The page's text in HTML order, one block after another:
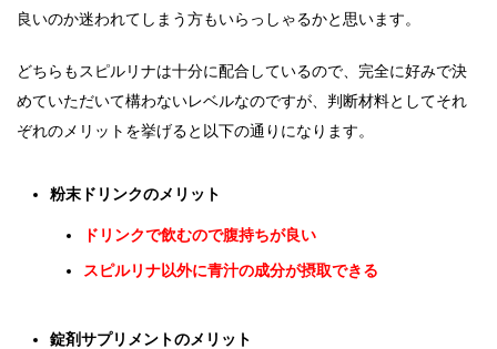
良いのか迷われてしまう方もいらっしゃるかと思います。
どちらもスピルリナは十分に配合しているので、完全に好みで決
めていただいて構わないレベルなのですが、判断材料としてそれ
ぞれのメリットを挙げると以下の通りになります。
粉末ドリンクのメリット
ドリンクで飲むので腹持ちが良い
スピルリナ以外に青汁の成分が摂取できる
錠剤サプリメントのメリット